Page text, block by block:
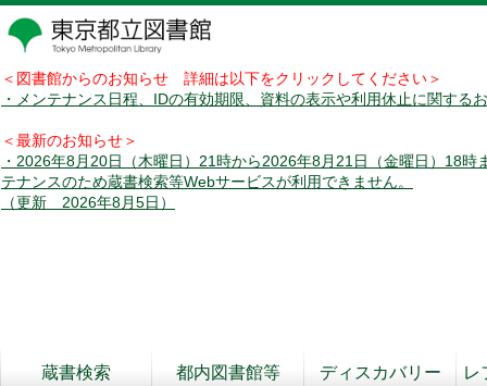
＜図書館からのお知らせ 詳細は以下をクリックしてください＞
・メンテナンス日程、IDの有効期限、資料の表示や利用休止に関する
＜最新のお知らせ＞
・2026年8月20日（木曜日）21時から2026年8月21日（金曜日）18時
テナンスのため蔵書検索等Webサービスが利用できません。
（更新 2026年8月5日）
蔵書検索
都内図書館等
ディスカバリー
レ